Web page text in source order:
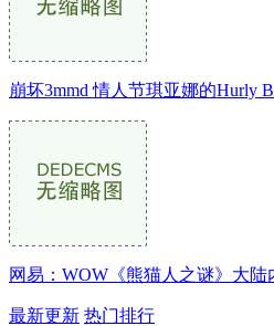
崩坏3mmd 情人节琪亚娜的Hurly
网易：WOW《熊猫人之谜》大陆
最新更新 热门排行